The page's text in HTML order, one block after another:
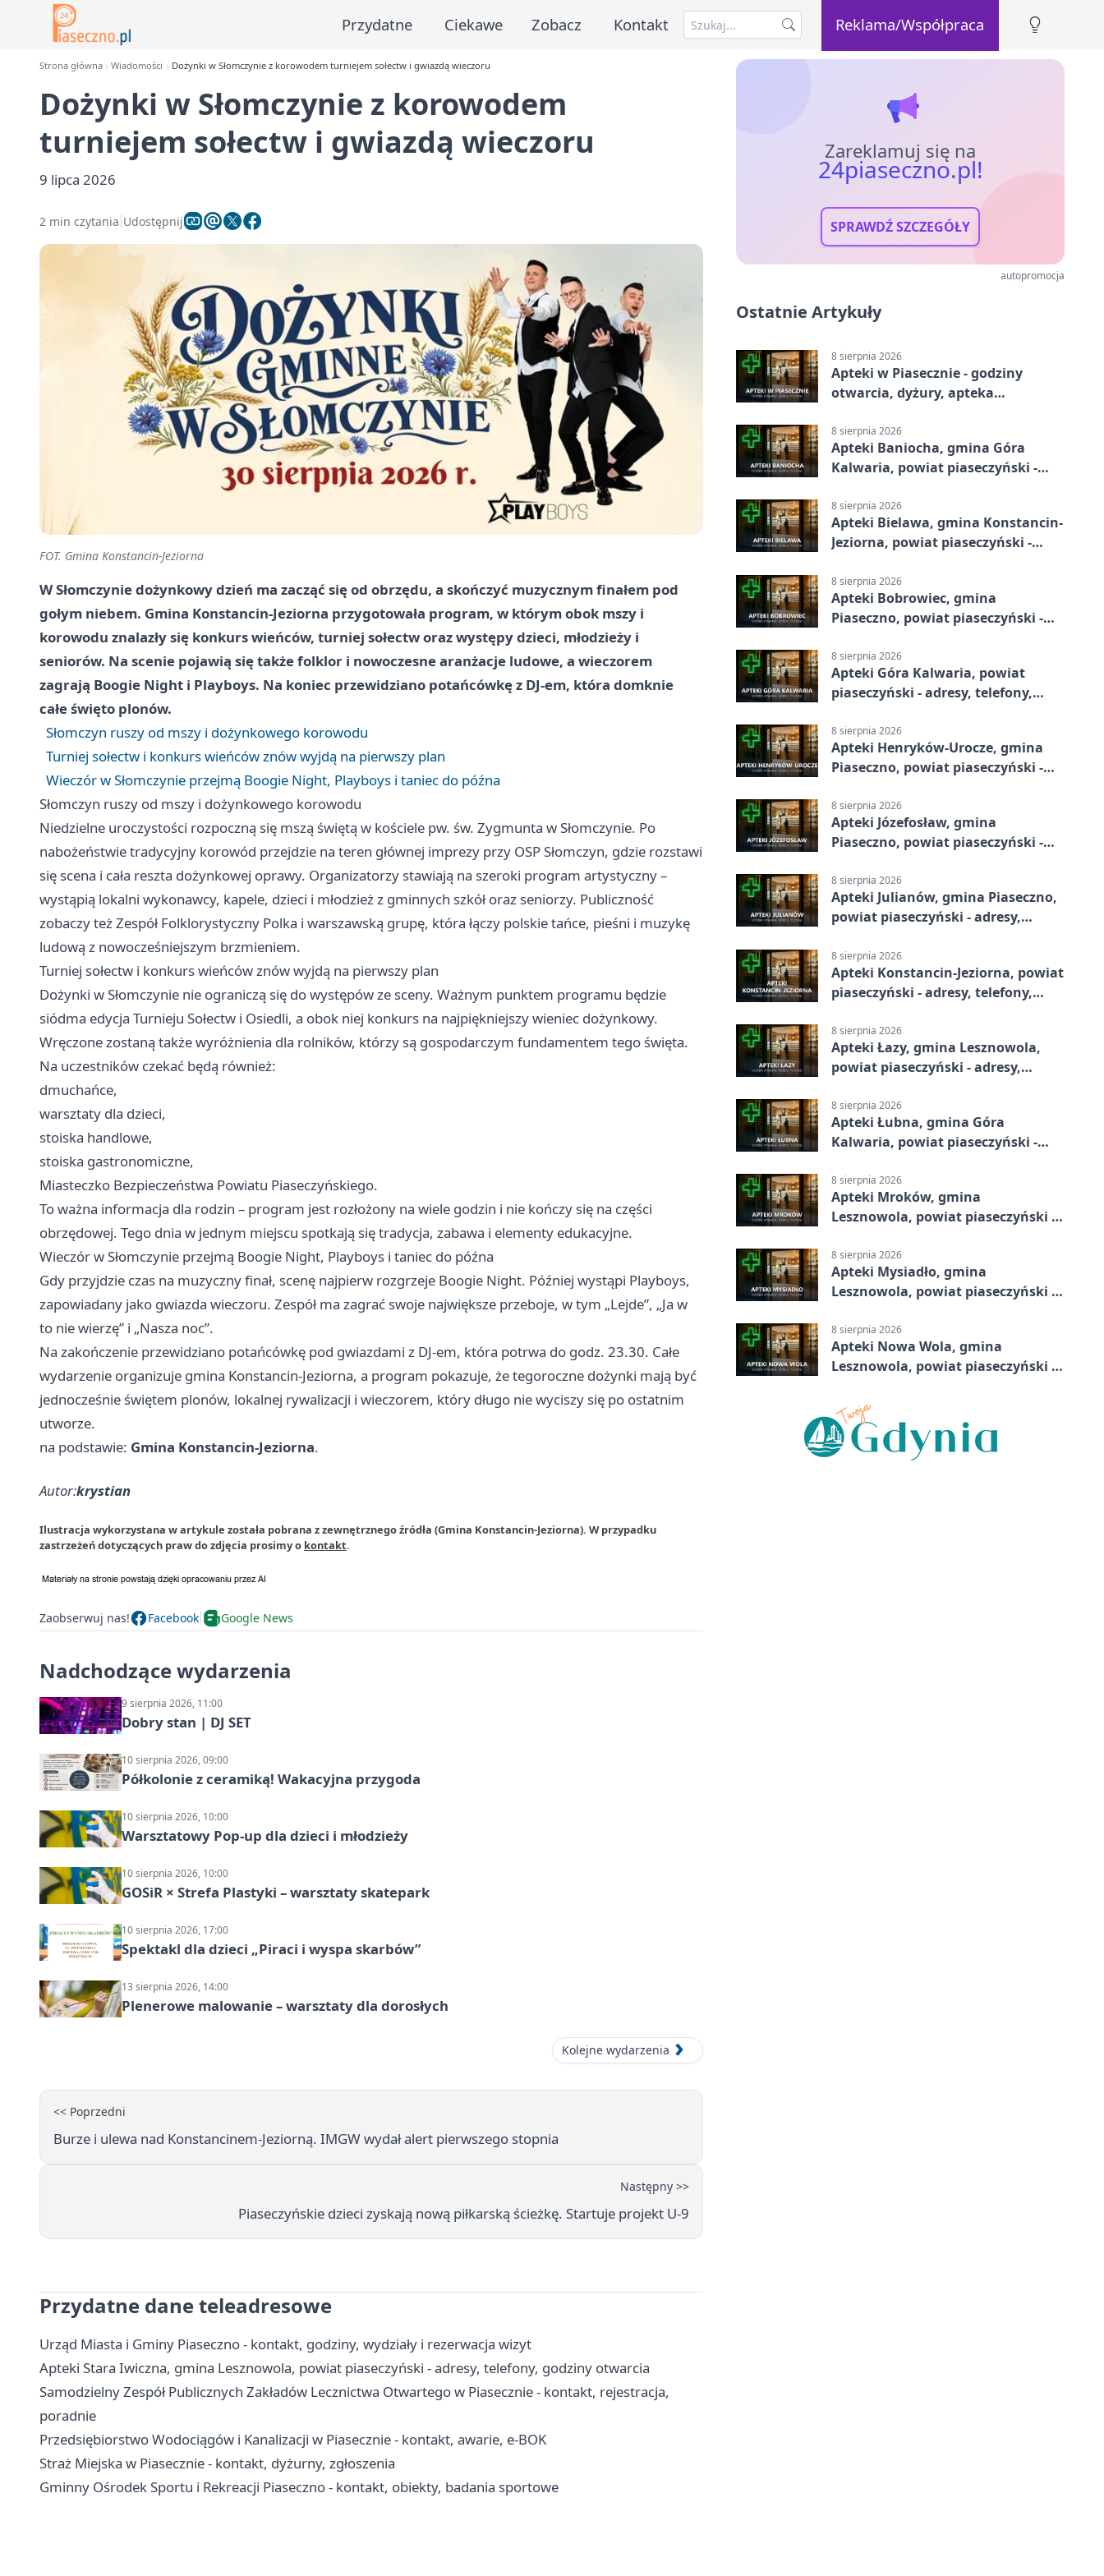
Przydatne Ciekawe Zobacz Kontakt Reklama/Współpraca
Strona główna Wiadomości Dożynki w Słomczynie z korowodem turniejem sołectw i gwiazdą wieczoru
Dożynki w Słomczynie z korowodem
turniejem sołectw i gwiazdą wieczoru
9 lipca 2026
2 min czytania Udostępnij
FOT. Gmina Konstancin-Jeziorna
W Słomczynie dożynkowy dzień ma zacząć się od obrzędu, a skończyć muzycznym finałem pod
gołym niebem. Gmina Konstancin-Jeziorna przygotowała program, w którym obok mszy i
korowodu znalazły się konkurs wieńców, turniej sołectw oraz występy dzieci, młodzieży i
seniorów. Na scenie pojawią się także folklor i nowoczesne aranżacje ludowe, a wieczorem
zagrają Boogie Night i Playboys. Na koniec przewidziano potańcówkę z DJ-em, która domknie
całe święto plonów.
Słomczyn ruszy od mszy i dożynkowego korowodu
Turniej sołectw i konkurs wieńców znów wyjdą na pierwszy plan
Wieczór w Słomczynie przejmą Boogie Night, Playboys i taniec do późna
Słomczyn ruszy od mszy i dożynkowego korowodu
Niedzielne uroczystości rozpoczną się mszą świętą w kościele pw. św. Zygmunta w Słomczynie. Po
nabożeństwie tradycyjny korowód przejdzie na teren głównej imprezy przy OSP Słomczyn, gdzie rozstawi
się scena i cała reszta dożynkowej oprawy. Organizatorzy stawiają na szeroki program artystyczny –
wystąpią lokalni wykonawcy, kapele, dzieci i młodzież z gminnych szkół oraz seniorzy. Publiczność
zobaczy też Zespół Folklorystyczny Polka i warszawską grupę, która łączy polskie tańce, pieśni i muzykę
ludową z nowocześniejszym brzmieniem.
Turniej sołectw i konkurs wieńców znów wyjdą na pierwszy plan
Dożynki w Słomczynie nie ograniczą się do występów ze sceny. Ważnym punktem programu będzie
siódma edycja Turnieju Sołectw i Osiedli, a obok niej konkurs na najpiękniejszy wieniec dożynkowy.
Wręczone zostaną także wyróżnienia dla rolników, którzy są gospodarczym fundamentem tego święta.
Na uczestników czekać będą również:
dmuchańce,
warsztaty dla dzieci,
stoiska handlowe,
stoiska gastronomiczne,
Miasteczko Bezpieczeństwa Powiatu Piaseczyńskiego.
To ważna informacja dla rodzin – program jest rozłożony na wiele godzin i nie kończy się na części
obrzędowej. Tego dnia w jednym miejscu spotkają się tradycja, zabawa i elementy edukacyjne.
Wieczór w Słomczynie przejmą Boogie Night, Playboys i taniec do późna
Gdy przyjdzie czas na muzyczny finał, scenę najpierw rozgrzeje Boogie Night. Później wystąpi Playboys,
zapowiadany jako gwiazda wieczoru. Zespół ma zagrać swoje największe przeboje, w tym „Lejde”, „Ja w
to nie wierzę” i „Nasza noc”.
Na zakończenie przewidziano potańcówkę pod gwiazdami z DJ-em, która potrwa do godz. 23.30. Całe
wydarzenie organizuje gmina Konstancin-Jeziorna, a program pokazuje, że tegoroczne dożynki mają być
jednocześnie świętem plonów, lokalnej rywalizacji i wieczorem, który długo nie wyciszy się po ostatnim
utworze.
na podstawie: Gmina Konstancin-Jeziorna.
Autor:krystian
Ilustracja wykorzystana w artykule została pobrana z zewnętrznego źródła (Gmina Konstancin-Jeziorna). W przypadku
zastrzeżeń dotyczących praw do zdjęcia prosimy o kontakt.
Zaobserwuj nas! Facebook Google News
Nadchodzące wydarzenia
9 sierpnia 2026, 11:00
Dobry stan | DJ SET
10 sierpnia 2026, 09:00
Półkolonie z ceramiką! Wakacyjna przygoda
10 sierpnia 2026, 10:00
Warsztatowy Pop-up dla dzieci i młodzieży
10 sierpnia 2026, 10:00
GOSiR × Strefa Plastyki – warsztaty skatepark
10 sierpnia 2026, 17:00
Spektakl dla dzieci „Piraci i wyspa skarbów”
13 sierpnia 2026, 14:00
Plenerowe malowanie – warsztaty dla dorosłych
Kolejne wydarzenia
<< Poprzedni
Burze i ulewa nad Konstancinem-Jeziorną. IMGW wydał alert pierwszego stopnia
Następny >>
Piaseczyńskie dzieci zyskają nową piłkarską ścieżkę. Startuje projekt U-9
Przydatne dane teleadresowe
Urząd Miasta i Gminy Piaseczno - kontakt, godziny, wydziały i rezerwacja wizyt
Apteki Stara Iwiczna, gmina Lesznowola, powiat piaseczyński - adresy, telefony, godziny otwarcia
Samodzielny Zespół Publicznych Zakładów Lecznictwa Otwartego w Piasecznie - kontakt, rejestracja,
poradnie
Przedsiębiorstwo Wodociągów i Kanalizacji w Piasecznie - kontakt, awarie, e-BOK
Straż Miejska w Piasecznie - kontakt, dyżurny, zgłoszenia
Gminny Ośrodek Sportu i Rekreacji Piaseczno - kontakt, obiekty, badania sportowe
Zareklamuj się na
24piaseczno.pl!
SPRAWDŹ SZCZEGÓŁY
autopromocja
Ostatnie Artykuły
8 sierpnia 2026
Apteki w Piasecznie - godziny
otwarcia, dyżury, apteka
8 sierpnia 2026
Apteki Baniocha, gmina Góra
Kalwaria, powiat piaseczyński -
8 sierpnia 2026
Apteki Bielawa, gmina Konstancin-
Jeziorna, powiat piaseczyński -
8 sierpnia 2026
Apteki Bobrowiec, gmina
Piaseczno, powiat piaseczyński -
8 sierpnia 2026
Apteki Góra Kalwaria, powiat
piaseczyński - adresy, telefony,
8 sierpnia 2026
Apteki Henryków-Urocze, gmina
Piaseczno, powiat piaseczyński -
8 sierpnia 2026
Apteki Józefosław, gmina
Piaseczno, powiat piaseczyński -
8 sierpnia 2026
Apteki Julianów, gmina Piaseczno,
powiat piaseczyński - adresy,
8 sierpnia 2026
Apteki Konstancin-Jeziorna, powiat
piaseczyński - adresy, telefony,
8 sierpnia 2026
Apteki Łazy, gmina Lesznowola,
powiat piaseczyński - adresy,
8 sierpnia 2026
Apteki Łubna, gmina Góra
Kalwaria, powiat piaseczyński -
8 sierpnia 2026
Apteki Mroków, gmina
Lesznowola, powiat piaseczyński -
8 sierpnia 2026
Apteki Mysiadło, gmina
Lesznowola, powiat piaseczyński -
8 sierpnia 2026
Apteki Nowa Wola, gmina
Lesznowola, powiat piaseczyński -